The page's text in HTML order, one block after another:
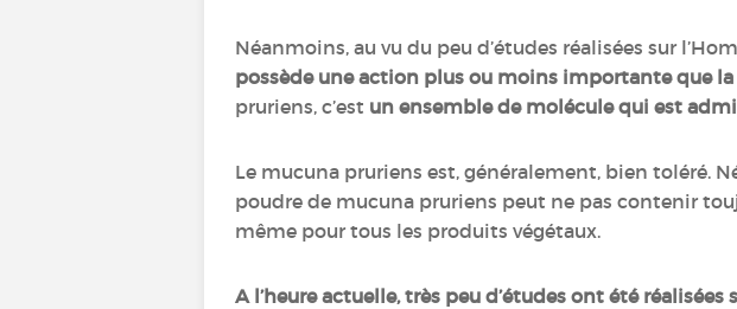
Néanmoins, au vu du peu d’études réalisées sur
possède une action plus ou moins importante que
pruriens, c’est un ensemble de molécule qui est
Le mucuna pruriens est, généralement, bien toléré.
poudre de mucuna pruriens peut ne pas contenir
même pour tous les produits végétaux.
A l’heure actuelle, très peu d’études ont été